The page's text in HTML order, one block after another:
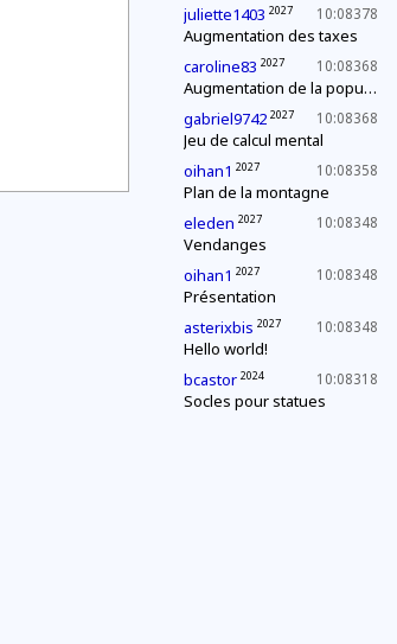
10:08378
juliette1403 2027
Augmentation des taxes
10:08368
caroline83 2027
Augmentation de la population
10:08368
gabriel9742 2027
Jeu de calcul mental
10:08358
oihan1 2027
Plan de la montagne
10:08348
eleden 2027
Vendanges
10:08348
oihan1 2027
Présentation
10:08348
asterixbis 2027
Hello world!
10:08318
bcastor 2024
Socles pour statues